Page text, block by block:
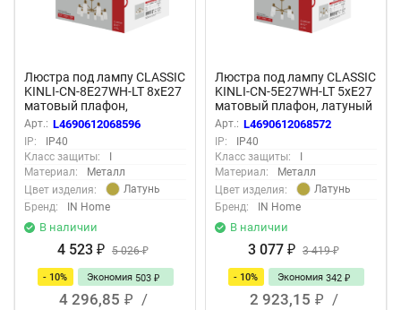
Люстра под лампу CLASSIC
KINLI-СN-8E27WH-LT 8xЕ27
матовый плафон,
латунный корпус IN HOME
Арт.: L4690612068596
IP:
IP40
Класс защиты:
Материал:
Металл
Цвет изделия:
Латунь
Бренд:
IN Home
В наличии
4 523 ₽ 5 026₽
- 10% Экономия 503 ₽
4 296,85 ₽
/
Люстра под лампу CLASSIC
KINLI-СN-5E27WH-LT 5xЕ27
матовый плафон, латуный
корпус IN HOME
Арт.: L4690612068572
IP:
IP40
Класс защиты:
Материал:
Металл
Цвет изделия:
Латунь
Бренд:
IN Home
В наличии
3 077 ₽ 3 419₽
- 10% Экономия 342 ₽
2 923,15 ₽
/